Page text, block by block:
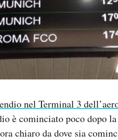
nel Terminal 3
è cominciato poco dopo
chiaro da dove sia